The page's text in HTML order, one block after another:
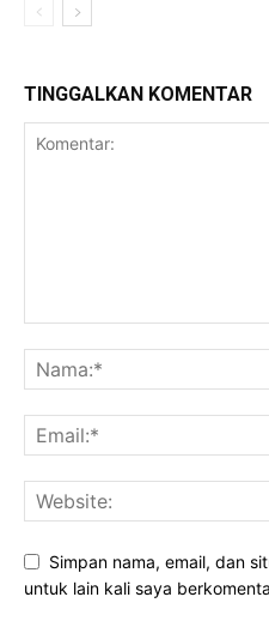
TINGGALKAN KOMENTAR
Simpan nama, email, dan
untuk lain kali saya